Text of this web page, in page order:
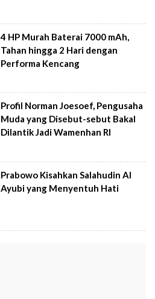
4 HP Murah Baterai 7000 mAh,
Tahan hingga 2 Hari dengan
Performa Kencang
Profil Norman Joesoef, Pengusaha
Muda yang Disebut-sebut Bakal
Dilantik Jadi Wamenhan RI
Prabowo Kisahkan Salahudin Al
Ayubi yang Menyentuh Hati